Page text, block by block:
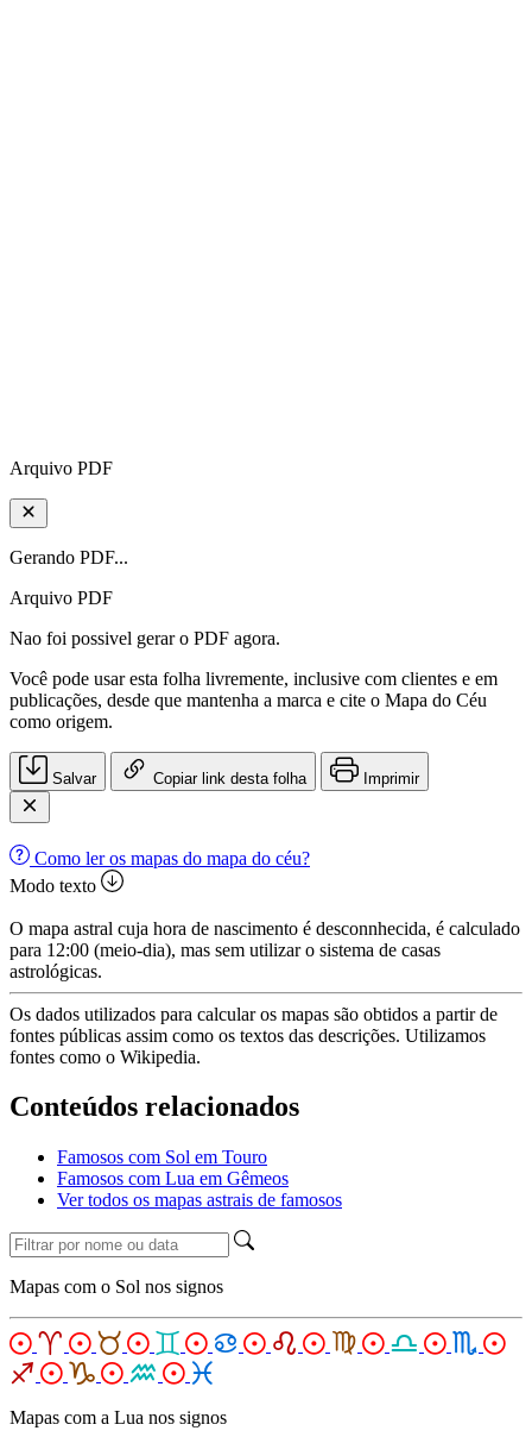
Arquivo PDF
Gerando PDF...
Arquivo PDF
Nao foi possivel gerar o PDF agora.
Você pode usar esta folha livremente, inclusive com clientes e em
publicações, desde que mantenha a marca e cite o Mapa do Céu
como origem.
Salvar Copiar link desta folha Imprimir
Como ler os mapas do mapa do céu?
Modo texto
O mapa astral cuja hora de nascimento é desconnhecida, é calculado
para 12:00 (meio-dia), mas sem utilizar o sistema de casas
astrológicas.
Os dados utilizados para calcular os mapas são obtidos a partir de
fontes públicas assim como os textos das descrições. Utilizamos
fontes como o Wikipedia.
Conteúdos relacionados
Famosos com Sol em Touro
Famosos com Lua em Gêmeos
Ver todos os mapas astrais de famosos
Mapas com o Sol nos signos
Mapas com a Lua nos signos